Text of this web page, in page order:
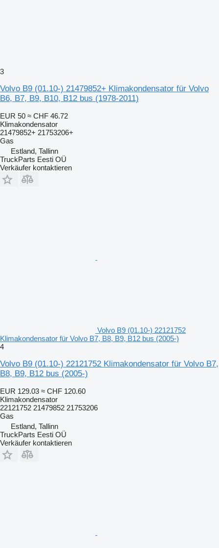
3
Volvo B9 (01.10-) 21479852+ Klimakondensator für Volvo
B6, B7, B9, B10, B12 bus (1978-2011)
EUR 50 ≈ CHF 46.72
Klimakondensator
21479852+ 21753206+
Gas
Estland, Tallinn
TruckParts Eesti OÜ
Verkäufer kontaktieren
Volvo B9 (01.10-) 22121752
Klimakondensator für Volvo B7, B8, B9, B12 bus (2005-)
4
Volvo B9 (01.10-) 22121752 Klimakondensator für Volvo B7,
B8, B9, B12 bus (2005-)
EUR 129.03 ≈ CHF 120.60
Klimakondensator
22121752 21479852 21753206
Gas
Estland, Tallinn
TruckParts Eesti OÜ
Verkäufer kontaktieren